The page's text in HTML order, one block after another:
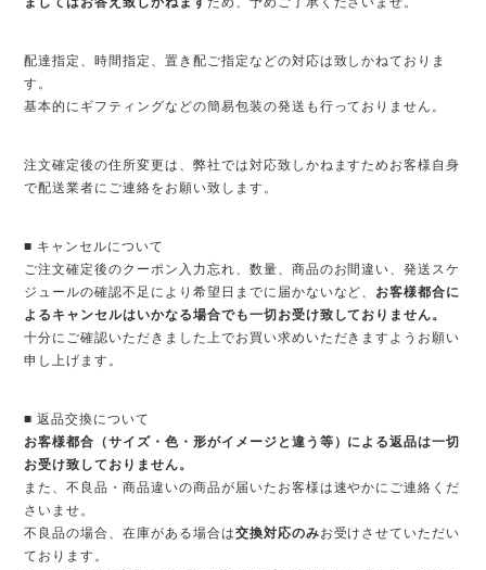
配達指定、時間指定、置き配ご指定などの対応は致しかねておりま
す。
基本的にギフティングなどの簡易包装の発送も行っておりません。
注文確定後の住所変更は、弊社では対応致しかねますためお客様自身
で配送業者にご連絡をお願い致します。
■ キャンセルについて
ご注文確定後のクーポン入力忘れ、数量、商品のお間違い、発送スケ
ジュールの確認不足により希望日までに届かないなど、 お客様都合に
よるキャンセルはいかなる場合でも一切お受け致しておりません。
十分にご確認いただきました上でお買い求めいただきますようお願い
申し上げます。
■ 返品交換について
お客様都合（サイズ・色・形がイメージと違う等）による返品は一切
お受け致しておりません。
また、不良品・商品違いの商品が届いたお客様は速やかにご連絡くだ
さいませ。
不良品の場合、在庫がある場合は交換対応のみお受けさせていただい
ております。